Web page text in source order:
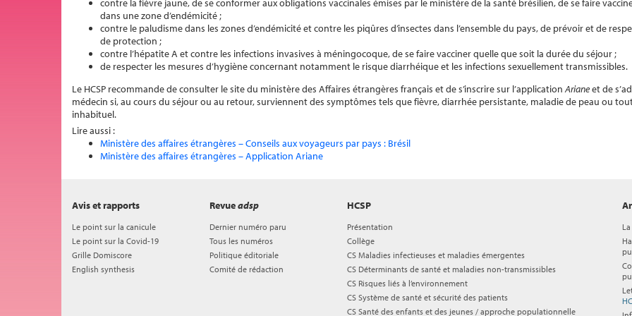
contre la fièvre jaune, de se conformer aux obligations vaccinales émises par le ministère de la santé brésilien, de se faire
dans une zone d’endémicité ;
contre le paludisme dans les zones d’endémicité et contre les piqûres d’insectes dans l’ensemble du pays, de prévoir et de
de protection ;
contre l’hépatite A et contre les infections invasives à méningocoque, de se faire vacciner quelle que soit la durée du séjour ;
de respecter les mesures d’hygiène concernant notamment le risque diarrhéique et les infections sexuellement transmissibles.
Le HCSP recommande de consulter le site du ministère des Affaires étrangères français et de s’inscrire sur l’applicationArianeet de
médecin si, au cours du séjour ou au retour, surviennent des symptômes tels que fièvre, diarrhée persistante, maladie de peau ou
inhabituel.
Lire aussi :
Ministère des affaires étrangères – Conseils aux voyageurs par pays : Brésil
Ministère des affaires étrangères – Application Ariane
HCSP
Présentation
Collège
CS Maladies infectieuses et maladies émergentes
CS Déterminants de santé et maladies non-transmissibles
CS Risques liés à l’environnement
CS Système de santé et sécurité des patients
CS Santé des enfants et des jeunes / approche populationnelle
Avis et rapports
Le point sur la canicule
Le point sur la Covid-19
Grille Domiscore
English synthesis
Revueadsp
Dernier numéro paru
Tous les numéros
Politique éditoriale
Comité de rédaction